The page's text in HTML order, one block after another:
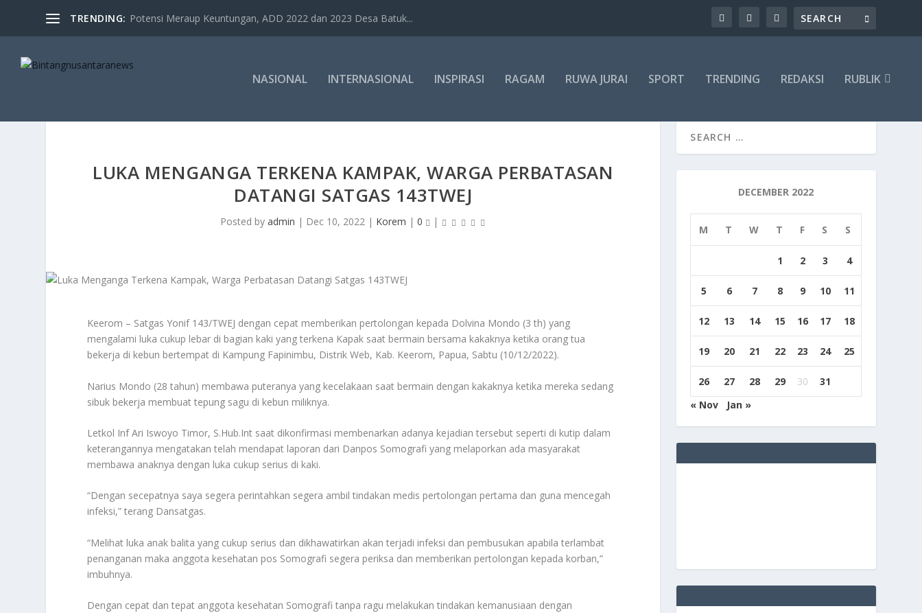
TRENDING: Potensi Meraup Keuntungan, ADD 2022 dan 2023 Desa Batuk...
NASIONAL INTERNASIONAL INSPIRASI RAGAM RUWA JURAI SPORT TRENDING REDAKSI RUBLIK
LUKA MENGANGA TERKENA KAMPAK, WARGA PERBATASAN
DATANGI SATGAS 143TWEJ
Posted by admin | Dec 10, 2022| Korem | 0 |
Keerom – Satgas Yonif 143/TWEJ dengan cepat memberikan pertolongan kepada Dolvina Mondo (3 th) yang
mengalami luka cukup lebar di bagian kaki yang terkena Kapak saat bermain bersama kakaknya ketika orang tua
bekerja di kebun bertempat di Kampung Fapinimbu, Distrik Web, Kab. Keerom, Papua, Sabtu (10/12/2022).
Narius Mondo (28 tahun) membawa puteranya yang kecelakaan saat bermain dengan kakaknya ketika mereka sedang
sibuk bekerja membuat tepung sagu di kebun miliknya.
Letkol Inf Ari Iswoyo Timor, S.Hub.Int saat dikonfirmasi membenarkan adanya kejadian tersebut seperti di kutip dalam
keterangannya mengatakan telah mendapat laporan dari Danpos Somografi yang melaporkan ada masyarakat
membawa anaknya dengan luka cukup serius di kaki.
“Dengan secepatnya saya segera perintahkan segera ambil tindakan medis pertolongan pertama dan guna mencegah
infeksi,” terang Dansatgas.
“Melihat luka anak balita yang cukup serius dan dikhawatirkan akan terjadi infeksi dan pembusukan apabila terlambat
penanganan maka anggota kesehatan pos Somografi segera periksa dan memberikan pertolongan kepada korban,”
imbuhnya.
Dengan cepat dan tepat anggota kesehatan Somografi tanpa ragu melakukan tindakan kemanusiaan dengan
DECEMBER 2022
M T W T F S S
1 2 3 4
5 6 7 8 9 10 11
12 13 14 15 16 17 18
19 20 21 22 23 24 25
26 27 28 29 30
31
« Nov
Jan »